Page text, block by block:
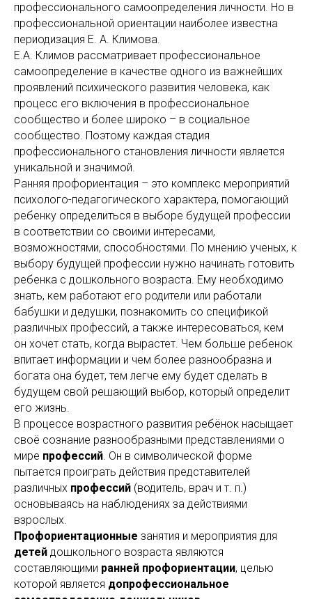
профессионального самоопределения личности. Но в
профессиональной ориентации наиболее известна
периодизация Е. А. Климова.
Е.А. Климов рассматривает профессиональное
самоопределение в качестве одного из важнейших
проявлений психического развития человека, как
процесс его включения в профессиональное
сообщество и более широко – в социальное
сообщество. Поэтому каждая стадия
профессионального становления личности является
уникальной и значимой.
Ранняя профориентация – это комплекс мероприятий
психолого-педагогического характера, помогающий
ребенку определиться в выборе будущей профессии
в соответствии со своими интересами,
возможностями, способностями. По мнению ученых, к
выбору будущей профессии нужно начинать готовить
ребенка с дошкольного возраста. Ему необходимо
знать, кем работают его родители или работали
бабушки и дедушки, познакомить со спецификой
различных профессий, а также интересоваться, кем
он хочет стать, когда вырастет. Чем больше ребенок
впитает информации и чем более разнообразна и
богата она будет, тем легче ему будет сделать в
будущем свой решающий выбор, который определит
его жизнь.
В процессе возрастного развития ребёнок насыщает
своё сознание разнообразными представлениями о
мире профессий. Он в символической форме
пытается проиграть действия представителей
различных профессий (водитель, врач и т. п.)
основываясь на наблюдениях за действиями
взрослых.
Профориентационные занятия и мероприятия для
детей дошкольного возраста являются
составляющими ранней профориентации, целью
которой является допрофессиональное